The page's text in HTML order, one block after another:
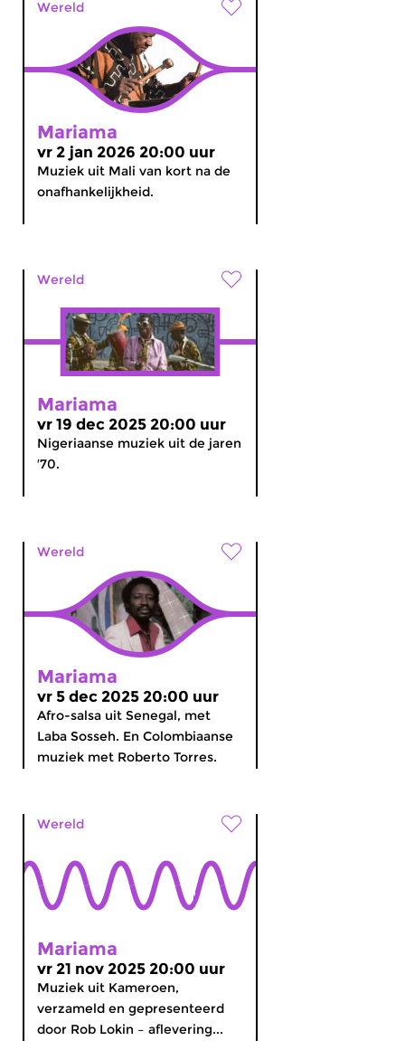
Wereld
Mariama
vr 2 jan 2026 20:00 uur
Muziek uit Mali van kort na de
onafhankelijkheid.
Wereld
Mariama
vr 19 dec 2025 20:00 uur
Nigeriaanse muziek uit de jaren
′70.
Wereld
Mariama
vr 5 dec 2025 20:00 uur
Afro-salsa uit Senegal, met
Laba Sosseh. En Colombiaanse
muziek met Roberto Torres.
Wereld
Mariama
vr 21 nov 2025 20:00 uur
Muziek uit Kameroen,
verzameld en gepresenteerd
door Rob Lokin – aflevering...